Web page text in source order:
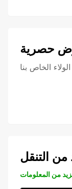
حصرية
الخاص بنا
من التنقل
من المعلومات